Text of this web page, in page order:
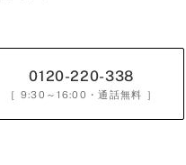
0120-220-338
［ 9:30～16:00 ・通話無料 ］